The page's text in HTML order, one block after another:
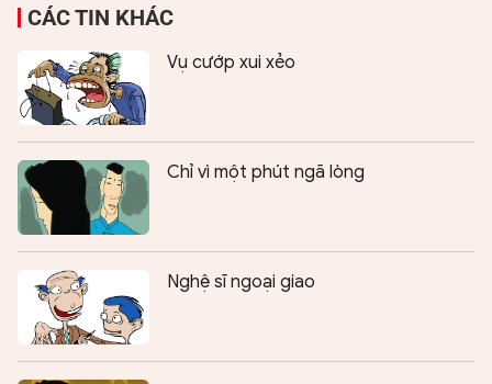
CÁC TIN KHÁC
Vụ cướp xui xẻo
Chỉ vì một phút ngã lòng
Nghệ sĩ ngoại giao